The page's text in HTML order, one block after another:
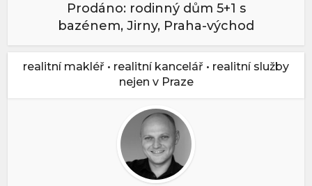
Prodáno: rodinný dům 5+1 s
bazénem, Jirny, Praha-východ
realitní makléř • realitní kancelář • realitní služby
nejen v Praze